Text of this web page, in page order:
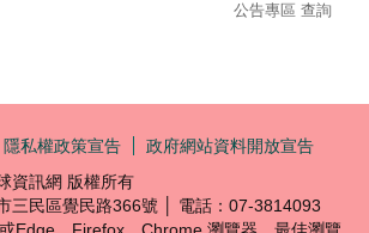
公告專區 查詢
隱私權政策宣告
政府網站資料開放宣告
資訊網 版權所有
三民區覺民路366號 │ 電話：07-3814093